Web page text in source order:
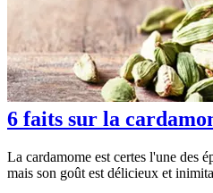
6 faits sur la
La cardamome est certes l'une des
mais son goût est délicieux et